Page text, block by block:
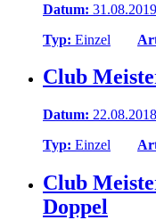
Datum:
Typ: Einzel
Club
Datum:
Typ: Einzel
Club
Doppel